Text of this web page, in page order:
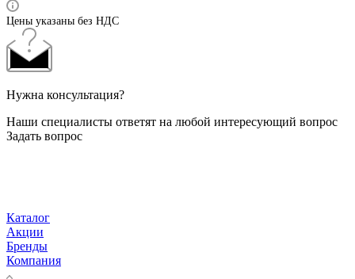
Цены указаны без НДС
Нужна консультация?
Наши специалисты ответят на любой интересующий вопрос
Задать вопрос
Каталог
Акции
Бренды
Компания